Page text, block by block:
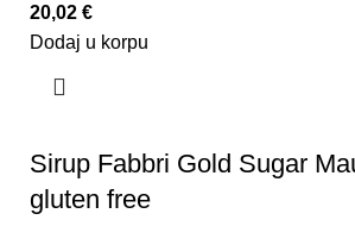
20,02 €
Dodaj u korpu
Sirup Fabbri Gold Sugar
gluten free